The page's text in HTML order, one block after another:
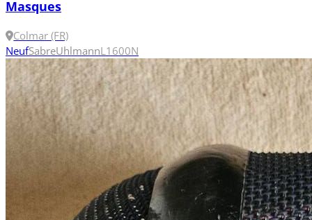
Masques
Colmar (FR)
NeufSabreUhlmannL 1600N